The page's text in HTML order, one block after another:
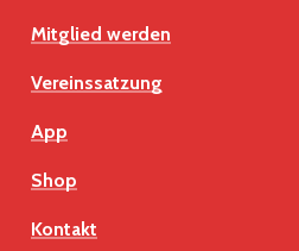
Mitglied werden
Vereinssatzung
App
Shop
Kontakt